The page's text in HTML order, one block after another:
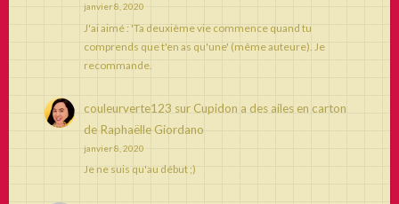
janvier 8, 2020
J'ai aimé : 'Ta deuxième vie commence quand tu
comprends que t'en as qu'une' (même auteure). Je
recommande.
couleurverte123 sur Cupidon a des ailes en carton
de Raphaëlle Giordano
janvier 8, 2020
Je ne suis qu'au début ;)